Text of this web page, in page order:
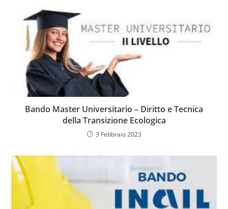
Bando Master Universitario – Diritto e Tecnica
della Transizione Ecologica
3 Febbraio 2023